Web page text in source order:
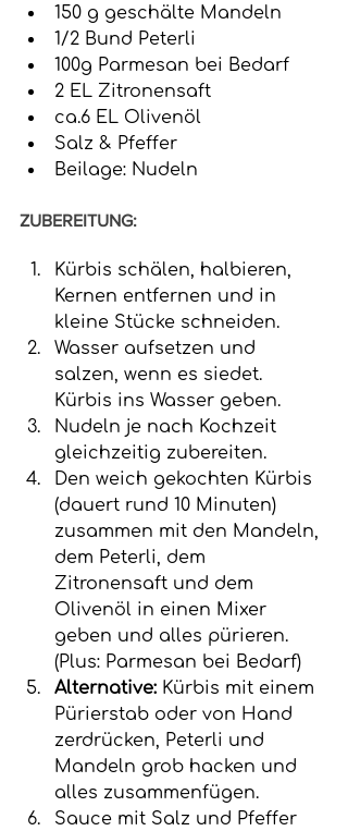
150 g geschälte Mandeln
1/2 Bund Peterli
100g Parmesan bei Bedarf
2 EL Zitronensaft
ca.6 EL Olivenöl
Salz & Pfeffer
Beilage: Nudeln
ZUBEREITUNG:
Kürbis schälen, halbieren,
Kernen entfernen und in
kleine Stücke schneiden.
Wasser aufsetzen und
salzen, wenn es siedet.
Kürbis ins Wasser geben.
Nudeln je nach Kochzeit
gleichzeitig zubereiten.
Den weich gekochten Kürbis
(dauert rund 10 Minuten)
zusammen mit den Mandeln,
dem Peterli, dem
Zitronensaft und dem
Olivenöl in einen Mixer
geben und alles pürieren.
(Plus: Parmesan bei Bedarf)
Alternative: Kürbis mit einem
Pürierstab oder von Hand
zerdrücken, Peterli und
Mandeln grob hacken und
alles zusammenfügen.
Sauce mit Salz und Pfeffer